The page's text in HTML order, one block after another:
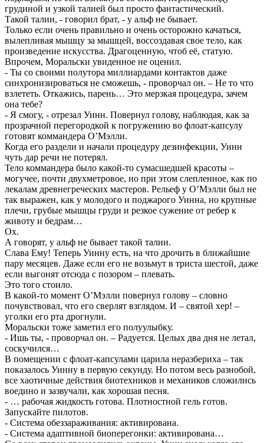
грудиной и узкой талией был просто фантастический.
Такой талии, - говорил брат, - у альф не бывает.
Только если очень правильно и очень осторожно качаться,
вылепливая мышцу за мышцей, воссоздавая свое тело, как
произведение искусства. Драгоценную, чтоб её, статую.
Впрочем, Моральски увиденное не оценил.
- Ты со своими полутора миллиардами контактов даже
синхронизироваться не сможешь, - проворчал он. – Не то что
взлететь. Откажись, парень… Это мерзкая процедура, зачем
она тебе?
- Я смогу, - отрезал Уинн. Повернул голову, наблюдая, как за
прозрачной перегородкой к погружению во флоат-капсулу
готовят коммандера О’Мэлли.
Когда его раздели и начали процедуру дезинфекции, Уинн
чуть дар речи не потерял.
Тело коммандера было какой-то сумасшедшей красоты –
могучее, почти двухметровое, но при этом слепленное, как по
лекалам древнегреческих мастеров. Рельеф у О’Мэлли был не
так выражен, как у молодого и поджарого Уинна, но крупные
плечи, грубые мышцы груди и резкое сужение от ребер к
животу и бедрам…
Ох.
А говорят, у альф не бывает такой талии.
Слава Ему! Теперь Уинну есть, на что дрочить в ближайшие
пару месяцев. Даже если его не возьмут в триста шестой, даже
если выгонят отсюда с позором – плевать.
Это того стоило.
В какой-то момент О’Мэлли повернул голову – словно
почувствовал, что его сверлят взглядом. И – святой хер! –
уголки его рта дрогнули.
Моральски тоже заметил его полуулыбку.
- Ишь ты, - проворчал он. – Радуется. Целых два дня не летал,
соскучился…
В помещении с флоат-капсулами царила неразбериха – так
показалось Уинну в первую секунду. Но потом весь разнобой,
все хаотичные действия биотехников и механиков сложились
воедино и зазвучали, как хорошая песня.
- … рабочая жидкость готова. Плотностной гель готов.
Запускайте пилотов.
- Система обеззараживания: активирована.
- Система адаптивной биоперегонки: активирована…